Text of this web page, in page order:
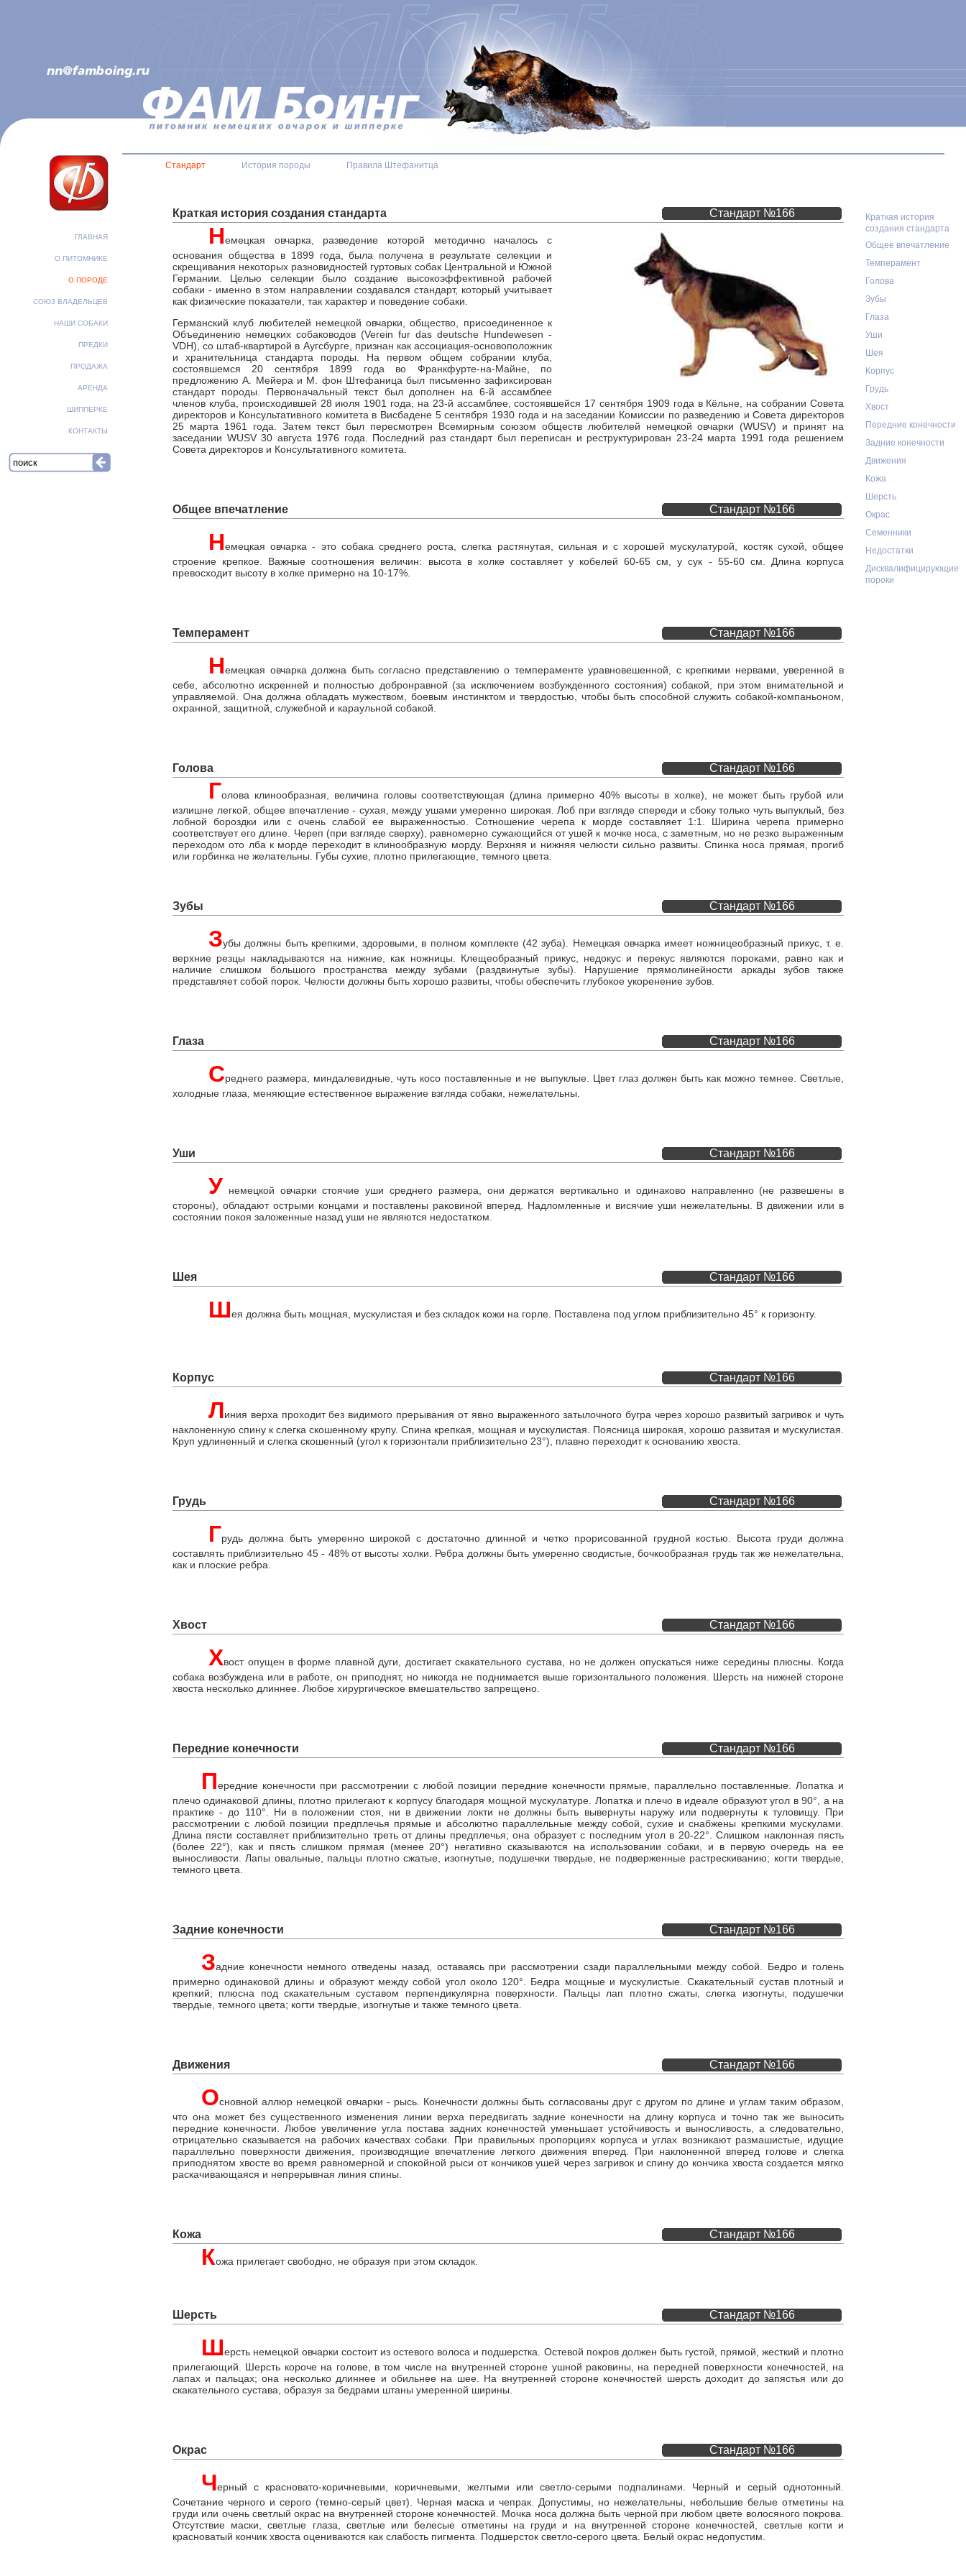
ГЛАВНАЯ
О ПИТОМНИКЕ
О ПОРОДЕ
СОЮЗ ВЛАДЕЛЬЦЕВ
НАШИ СОБАКИ
ПРЕДКИ
ПРОДАЖА
АРЕНДА
ШИППЕРКЕ
КОНТАКТЫ
Стандарт История породы Правила Штефанитца
Краткая история
создания стандарта
Общее впечатление
Темперамент
Голова
Зубы
Глаза
Уши
Шея
Корпус
Грудь
Хвост
Передние конечности
Задние конечности
Движения
Кожа
Шерсть
Окрас
Семенники
Недостатки
Дисквалифицирующие
пороки
Краткая история создания стандарта Стандарт №166
Немецкая овчарка, разведение которой методично началось с
основания общества в 1899 года, была получена в результате селекции и
скрещивания некоторых разновидностей гуртовых собак Центральной и Южной
Германии. Целью селекции было создание высокоэффективной рабочей
собаки - именно в этом направлении создавался стандарт, который учитывает
как физические показатели, так характер и поведение собаки.
Германский клуб любителей немецкой овчарки, общество, присоединенное к
Объединению немецких собаководов (Verein fur das deutsche Hundewesen -
VDH), со штаб-квартирой в Аугсбурге, признан как ассоциация-основоположник
и хранительница стандарта породы. На первом общем собрании клуба,
состоявшемся 20 сентября 1899 года во Франкфурте-на-Майне, по
предложению А. Мейера и М. фон Штефаница был письменно зафиксирован
стандарт породы. Первоначальный текст был дополнен на 6-й ассамблее
членов клуба, происходившей 28 июля 1901 года, на 23-й ассамблее, состоявшейся 17 сентября 1909 года в Кёльне, на собрании Совета
директоров и Консультативного комитета в Висбадене 5 сентября 1930 года и на заседании Комиссии по разведению и Совета директоров
25 марта 1961 года. Затем текст был пересмотрен Всемирным союзом обществ любителей немецкой овчарки (WUSV) и принят на
заседании WUSV 30 августа 1976 года. Последний раз стандарт был переписан и реструктурирован 23-24 марта 1991 года решением
Совета директоров и Консультативного комитета.
Общее впечатление Стандарт №166
Немецкая овчарка - это собака среднего роста, слегка растянутая, сильная и с хорошей мускулатурой, костяк сухой, общее
строение крепкое. Важные соотношения величин: высота в холке составляет у кобелей 60-65 см, у сук - 55-60 см. Длина корпуса
превосходит высоту в холке примерно на 10-17%.
Темперамент Стандарт №166
Немецкая овчарка должна быть согласно представлению о темпераменте уравновешенной, с крепкими нервами, уверенной в
себе, абсолютно искренней и полностью добронравной (за исключением возбужденного состояния) собакой, при этом внимательной и
управляемой. Она должна обладать мужеством, боевым инстинктом и твердостью, чтобы быть способной служить собакой-компаньоном,
охранной, защитной, служебной и караульной собакой.
Голова Стандарт №166
Голова клинообразная, величина головы соответствующая (длина примерно 40% высоты в холке), не может быть грубой или
излишне легкой, общее впечатление - сухая, между ушами умеренно широкая. Лоб при взгляде спереди и сбоку только чуть выпуклый, без
лобной бороздки или с очень слабой ее выраженностью. Сотношение черепа к морде составляет 1:1. Ширина черепа примерно
соответствует его длине. Череп (при взгляде сверху), равномерно сужающийся от ушей к мочке носа, с заметным, но не резко выраженным
переходом ото лба к морде переходит в клинообразную морду. Верхняя и нижняя челюсти сильно развиты. Спинка носа прямая, прогиб
или горбинка не желательны. Губы сухие, плотно прилегающие, темного цвета.
Зубы Стандарт №166
Зубы должны быть крепкими, здоровыми, в полном комплекте (42 зуба). Немецкая овчарка имеет ножницеобразный прикус, т. е.
верхние резцы накладываются на нижние, как ножницы. Клещеобразный прикус, недокус и перекус являются пороками, равно как и
наличие слишком большого пространства между зубами (раздвинутые зубы). Нарушение прямолинейности аркады зубов также
представляет собой порок. Челюсти должны быть хорошо развиты, чтобы обеспечить глубокое укоренение зубов.
Глаза Стандарт №166
Среднего размера, миндалевидные, чуть косо поставленные и не выпуклые. Цвет глаз должен быть как можно темнее. Светлые,
холодные глаза, меняющие естественное выражение взгляда собаки, нежелательны.
Уши Стандарт №166
У немецкой овчарки стоячие уши среднего размера, они держатся вертикально и одинаково направленно (не развешены в
стороны), обладают острыми концами и поставлены раковиной вперед. Надломленные и висячие уши нежелательны. В движении или в
состоянии покоя заложенные назад уши не являются недостатком.
Шея Стандарт №166
Шея должна быть мощная, мускулистая и без складок кожи на горле. Поставлена под углом приблизительно 45° к горизонту.
Корпус Стандарт №166
Линия верха проходит без видимого прерывания от явно выраженного затылочного бугра через хорошо развитый загривок и чуть
наклоненную спину к слегка скошенному крупу. Спина крепкая, мощная и мускулистая. Поясница широкая, хорошо развитая и мускулистая.
Круп удлиненный и слегка скошенный (угол к горизонтали приблизительно 23°), плавно переходит к основанию хвоста.
Грудь Стандарт №166
Грудь должна быть умеренно широкой с достаточно длинной и четко прорисованной грудной костью. Высота груди должна
составлять приблизительно 45 - 48% от высоты холки. Ребра должны быть умеренно сводистые, бочкообразная грудь так же нежелательна,
как и плоские ребра.
Хвост Стандарт №166
Хвост опущен в форме плавной дуги, достигает скакательного сустава, но не должен опускаться ниже середины плюсны. Когда
собака возбуждена или в работе, он приподнят, но никогда не поднимается выше горизонтального положения. Шерсть на нижней стороне
хвоста несколько длиннее. Любое хирургическое вмешательство запрещено.
Передние конечности Стандарт №166
Передние конечности при рассмотрении с любой позиции передние конечности прямые, параллельно поставленные. Лопатка и
плечо одинаковой длины, плотно прилегают к корпусу благодаря мощной мускулатуре. Лопатка и плечо в идеале образуют угол в 90°, а на
практике - до 110°. Ни в положении стоя, ни в движении локти не должны быть вывернуты наружу или подвернуты к туловищу. При
рассмотрении с любой позиции предплечья прямые и абсолютно параллельные между собой, сухие и снабжены крепкими мускулами.
Длина пясти составляет приблизительно треть от длины предплечья; она образует с последним угол в 20-22°. Слишком наклонная пясть
(более 22°), как и пясть слишком прямая (менее 20°) негативно сказываются на использовании собаки, и в первую очередь на ее
выносливости. Лапы овальные, пальцы плотно сжатые, изогнутые, подушечки твердые, не подверженные растрескиванию; когти твердые,
темного цвета.
Задние конечности Стандарт №166
Задние конечности немного отведены назад, оставаясь при рассмотрении сзади параллельными между собой. Бедро и голень
примерно одинаковой длины и образуют между собой угол около 120°. Бедра мощные и мускулистые. Скакательный сустав плотный и
крепкий; плюсна под скакательным суставом перпендикулярна поверхности. Пальцы лап плотно сжаты, слегка изогнуты, подушечки
твердые, темного цвета; когти твердые, изогнутые и также темного цвета.
Движения Стандарт №166
Основной аллюр немецкой овчарки - рысь. Конечности должны быть согласованы друг с другом по длине и углам таким образом,
что она может без существенного изменения линии верха передвигать задние конечности на длину корпуса и точно так же выносить
передние конечности. Любое увеличение угла постава задних конечностей уменьшает устойчивость и выносливость, а следовательно,
отрицательно сказывается на рабочих качествах собаки. При правильных пропорциях корпуса и углах возникают размашистые, идущие
параллельно поверхности движения, производящие впечатление легкого движения вперед. При наклоненной вперед голове и слегка
приподнятом хвосте во время равномерной и спокойной рыси от кончиков ушей через загривок и спину до кончика хвоста создается мягко
раскачивающаяся и непрерывная линия спины.
Кожа Стандарт №166
Кожа прилегает свободно, не образуя при этом складок.
Шерсть Стандарт №166
Шерсть немецкой овчарки состоит из остевого волоса и подшерстка. Остевой покров должен быть густой, прямой, жесткий и плотно
прилегающий. Шерсть короче на голове, в том числе на внутренней стороне ушной раковины, на передней поверхности конечностей, на
лапах и пальцах; она несколько длиннее и обильнее на шее. На внутренней стороне конечностей шерсть доходит до запястья или до
скакательного сустава, образуя за бедрами штаны умеренной ширины.
Окрас Стандарт №166
Черный с красновато-коричневыми, коричневыми, желтыми или светло-серыми подпалинами. Черный и серый однотонный.
Сочетание черного и серого (темно-серый цвет). Черная маска и чепрак. Допустимы, но нежелательны, небольшие белые отметины на
груди или очень светлый окрас на внутренней стороне конечностей. Мочка носа должна быть черной при любом цвете волосяного покрова.
Отсутствие маски, светлые глаза, светлые или белесые отметины на груди и на внутренней стороне конечностей, светлые когти и
красноватый кончик хвоста оцениваются как слабость пигмента. Подшерсток светло-серого цвета. Белый окрас недопустим.